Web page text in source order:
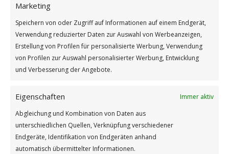
Marketing
Speichern von oder Zugriff auf Informationen auf einem Endgerät,
Verwendung reduzierter Daten zur Auswahl von Werbeanzeigen,
Erstellung von Profilen für personalisierte Werbung, Verwendung
von Profilen zur Auswahl personalisierter Werbung, Entwicklung
und Verbesserung der Angebote.
Eigenschaften
Immer aktiv
Abgleichung und Kombination von Daten aus
unterschiedlichen Quellen, Verknüpfung verschiedener
Endgeräte, Identifikation von Endgeräten anhand
automatisch übermittelter Informationen.
Impressum
Datenschutzerklärung